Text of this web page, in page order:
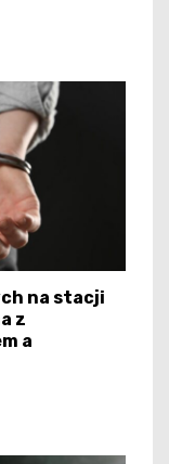
na stacji
z
a